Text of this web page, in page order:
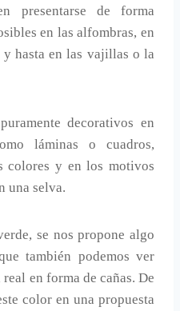
presentarse de forma
en las alfombras, en
hasta en las vajillas o la
decorativos en
láminas o cuadros,
colores y en los motivos
una selva.
se nos propone algo
también podemos ver
en forma de cañas. De
color en una propuesta